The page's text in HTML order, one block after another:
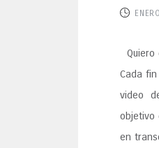
Cada
video
objetivo
en